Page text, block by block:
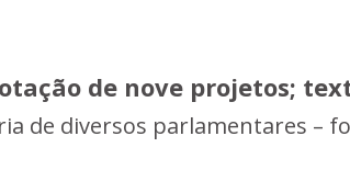
de nove projetos;
de diversos parlamentares –